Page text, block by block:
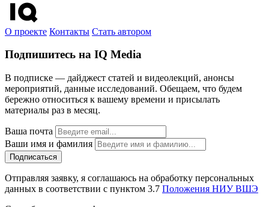
О проекте Контакты Стать автором
Подпишитесь на IQ Media
В подписке — дайджест статей и видеолекций, анонсы
мероприятий, данные исследований. Обещаем, что будем
бережно относиться к вашему времени и присылать
материалы раз в месяц.
Ваша почта
Ваши имя и фамилия
Отправляя заявку, я соглашаюсь на обработку персональных
данных в соответствии с пунктом 3.7 Положения НИУ ВШЭ